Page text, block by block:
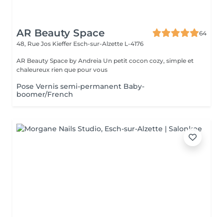
AR Beauty Space
64
48, Rue Jos Kieffer Esch-sur-Alzette L-4176
AR Beauty Space by Andreia Un petit cocon cozy, simple et
chaleureux rien que pour vous
Pose Vernis semi-permanent Baby-
boomer/French